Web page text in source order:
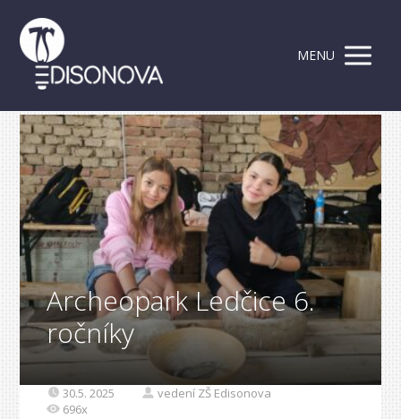
MENU
Archeopark Ledčice 6.
ročníky
30.5. 2025
vedení ZŠ Edisonova
696x